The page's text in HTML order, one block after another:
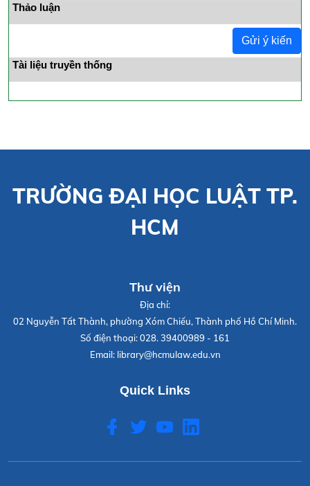
Thảo luận
Gửi ý kiến
Tài liệu truyền thống
TRƯỜNG ĐẠI HỌC LUẬT TP.
HCM
Thư viện
Địa chỉ:
02 Nguyễn Tất Thành, phường Xóm Chiếu, Thành phố Hồ Chí Minh.
Số điện thoại:028. 39400989 - 161
Email: library@hcmulaw.edu.vn
Quick Links